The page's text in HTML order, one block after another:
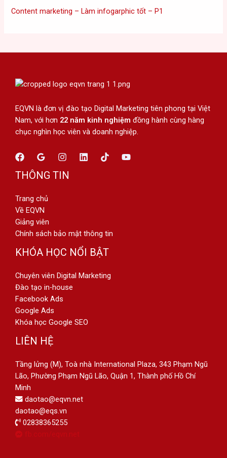
Content marketing – Làm infogarphic tốt – P1
EQVN là đơn vị đào tạo Digital Marketing tiên phong tại Việt
Nam, với hơn 22 năm kinh nghiệm đồng hành cùng hàng
chục nghìn học viên và doanh nghiệp.
THÔNG TIN
Trang chủ
Về EQVN
Giảng viên
Chính sách bảo mật thông tin
KHÓA HỌC NỔI BẬT
Chuyên viên Digital Marketing
Đào tạo in-house
Facebook Ads
Google Ads
Khóa học Google SEO
LIÊN HỆ
Tầng lửng (M), Toà nhà International Plaza, 343 Phạm Ngũ
Lão, Phường Phạm Ngũ Lão, Quận 1, Thành phố Hồ Chí
Minh
daotao@eqvn.net
daotao@eqs.vn
02838365255
fb.com/eqvn.net